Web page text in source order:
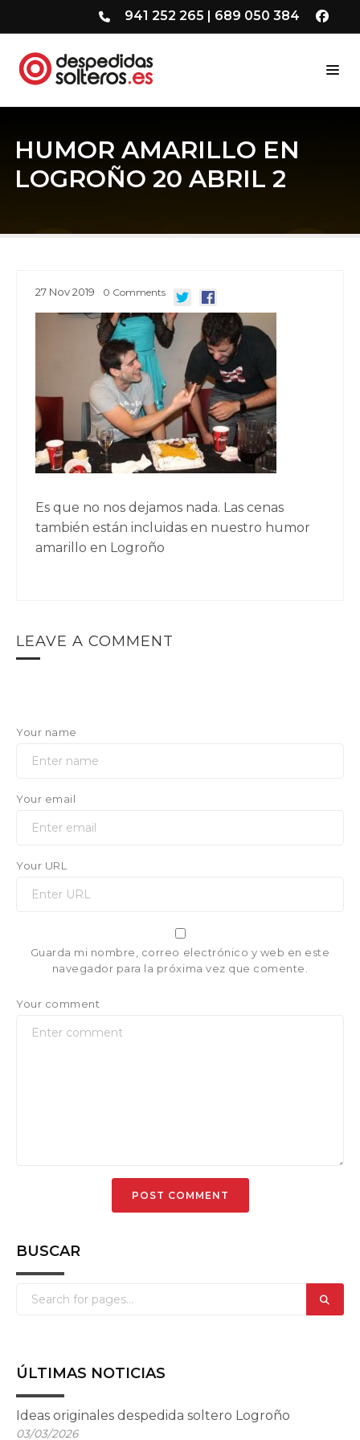
941 252 265 | 689 050 384
HUMOR AMARILLO EN
LOGROÑO 20 ABRIL 2
27 Nov2019 0 Comments
Es que no nos dejamos nada. Las cenas
también están incluidas en nuestro humor
amarillo en Logroño
LEAVE A COMMENT
Your name
Your email
Your URL
Guarda mi nombre, correo electrónico y web en este
navegador para la próxima vez que comente.
Your comment
BUSCAR
ÚLTIMAS NOTICIAS
Ideas originales despedida soltero Logroño
03/03/2026